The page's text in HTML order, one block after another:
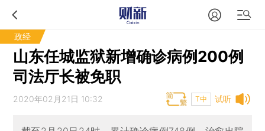
政经
山东任城监狱新增确诊病例200例
司法厅长被免职
试听
2020年02月21日 10:32 T中